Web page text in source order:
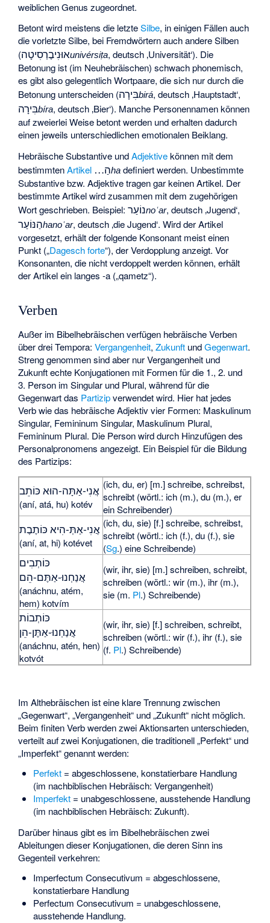
weiblichen Genus zugeordnet.
Betont wird meistens die letzteSilbe, in einigen Fällen auch
die vorletzte Silbe, bei Fremdwörtern auch andere Silben
(אוּנִיבֶרְסִיטָהunivérsiṭa, deutsch ‚Universität‘). Die
Betonung ist (im Neuhebräischen) schwach phonemisch,
es gibt also gelegentlich Wortpaare, die sich nur durch die
Betonung unterscheiden (בִּירָהbirá, deutsch ‚Hauptstadt‘,
בִּירָהbíra, deutsch ‚Bier‘). Manche Personennamen können
auf zweierlei Weise betont werden und erhalten dadurch
einen jeweils unterschiedlichen emotionalen Beiklang.
Hebräische Substantive undAdjektivekönnen mit dem
bestimmtenArtikel הַ…ha definiert werden. Unbestimmte
Substantive bzw. Adjektive tragen gar keinen Artikel. Der
bestimmte Artikel wird zusammen mit dem zugehörigen
Wort geschrieben. Beispiel:נוֹעַרnoʿar, deutsch ‚Jugend‘,
הַנּוֹעַרhanoʿar, deutsch ‚die Jugend‘. Wird der Artikel
vorgesetzt, erhält der folgende Konsonant meist einen
Punkt („Dagesch forte“), der Verdopplung anzeigt. Vor
Konsonanten, die nicht verdoppelt werden können, erhält
der Artikel ein langes -a („qametz“).
Verben
Außer im Bibelhebräischen verfügen hebräische Verben
über drei Tempora:Vergangenheit,Zukunft undGegenwart.
Streng genommen sind aber nur Vergangenheit und
Zukunft echte Konjugationen mit Formen für die 1., 2. und
3. Person im Singular und Plural, während für die
Gegenwart das Partizipverwendet wird. Hier hat jedes
Verb wie das hebräische Adjektiv vier Formen: Maskulinum
Singular, Femininum Singular, Maskulinum Plural,
Femininum Plural. Die Person wird durch Hinzufügen des
Personalpronomens angezeigt. Ein Beispiel für die Bildung
des Partizips:
כּוֹתֵב אֲנִי-אַתָּה-הוּא
(aní, atá, hu) kotév
(ich, du, er) [m.] schreibe, schreibst,
schreibt (wörtl.: ich (m.), du (m.), er
ein Schreibender)
כּוֹתֶבֶת אֲנִי-אַתְּ-הִיא
(aní, at, hi) kotévet
(ich, du, sie) [f.] schreibe, schreibst,
schreibt (wörtl.: ich (f.), du (f.), sie
(Sg.) eine Schreibende)
כּוֹתְבִים
אֲנַחְנוּ-אַתֶּם-הֵם
(anáchnu, atém,
hem) kotvím
(wir, ihr, sie) [m.] schreiben, schreibt,
schreiben (wörtl.: wir (m.), ihr (m.),
sie (m. Pl.) Schreibende)
כּוֹתְבוֹת
אֲנַחְנוּ-אַתֶּן-הֵן
(anáchnu, atén, hen)
kotvót
(wir, ihr, sie) [f.] schreiben, schreibt,
schreiben (wörtl.: wir (f.), ihr (f.), sie
(f. Pl.) Schreibende)
Im Althebräischen ist eine klare Trennung zwischen
„Gegenwart“, „Vergangenheit“ und „Zukunft“ nicht möglich.
Beim finiten Verb werden zwei Aktionsarten unterschieden,
verteilt auf zwei Konjugationen, die traditionell „Perfekt“ und
„Imperfekt“ genannt werden:
Perfekt= abgeschlossene, konstatierbare Handlung
(im nachbiblischen Hebräisch: Vergangenheit)
Imperfekt= unabgeschlossene, ausstehende Handlung
(im nachbiblischen Hebräisch: Zukunft).
Darüber hinaus gibt es im Bibelhebräischen zwei
Ableitungen dieser Konjugationen, die deren Sinn ins
Gegenteil verkehren:
Imperfectum Consecutivum = abgeschlossene,
konstatierbare Handlung
Perfectum Consecutivum = unabgeschlossene,
ausstehende Handlung.